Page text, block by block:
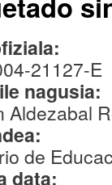
21127-E
nagusia:
Aldezabal
de
data: